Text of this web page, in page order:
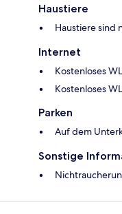
Haustiere
Haustiere sind
Internet
Kostenloses
Kostenloses
Parken
Auf dem
Sonstige